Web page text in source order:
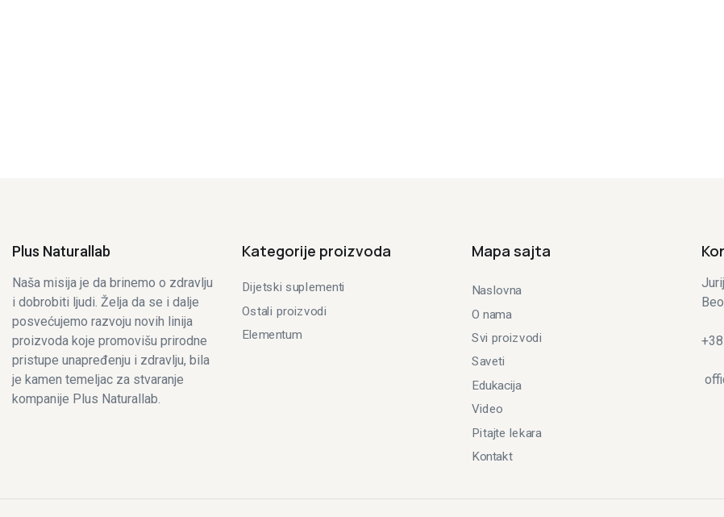
Plus Naturallab
Naša misija je da brinemo o zdravlju
i dobrobiti ljudi. Želja da se i dalje
posvećujemo razvoju novih linija
proizvoda koje promovišu prirodne
pristupe unapređenju i zdravlju, bila
je kamen temeljac za stvaranje
kompanije Plus Naturallab.
Kategorije proizvoda
Dijetski suplementi
Ostali proizvodi
Elementum
Mapa sajta
Naslovna
O nama
Svi proizvodi
Saveti
Edukacija
Video
Pitajte lekara
Kontakt